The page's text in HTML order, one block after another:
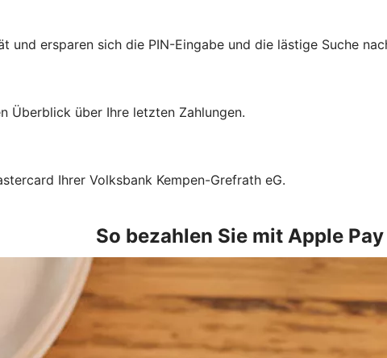
und ersparen sich die PIN-Eingabe und die lästige Suche
Überblick über Ihre letzten Zahlungen.
Ihrer Volksbank Kempen-Grefrath eG.
So bezahlen Sie mit Apple Pay